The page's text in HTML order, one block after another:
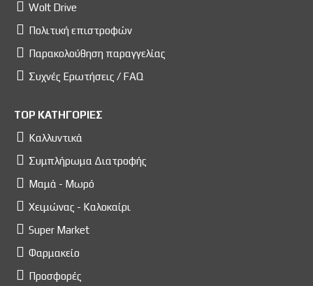
Wolt Drive
Πολιτική επιστροφών
Παρακολούθηση παραγγελίας
Συχνές Ερωτήσεις / FAQ
TOP ΚΑΤΗΓΟΡΙΕΣ
Καλλυντικά
Συμπλήρωμα Διατροφής
Μαμά - Μωρό
Χειμώνας - Καλοκαίρι
Super Market
Φαρμακείο
Προσφορές